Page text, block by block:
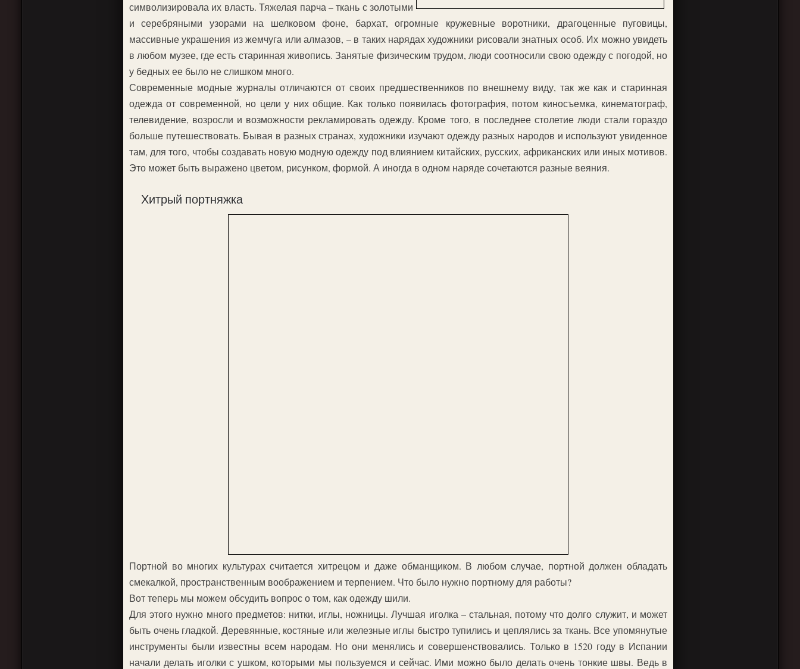
символизировала их власть. Тяжелая парча – ткань с золотыми
и серебряными узорами на шелковом фоне, бархат, огромные кружевные воротники, драгоценные пуговицы,
массивные украшения из жемчуга или алмазов, – в таких нарядах художники рисовали знатных особ. Их можно увидеть
в любом музее, где есть старинная живопись. Занятые физическим трудом, люди соотносили свою одежду с погодой, но
у бедных ее было не слишком много.
Современные модные журналы отличаются от своих предшественников по внешнему виду, так же как и старинная
одежда от современной, но цели у них общие. Как только появилась фотография, потом киносъемка, кинематограф,
телевидение, возросли и возможности рекламировать одежду. Кроме того, в последнее столетие люди стали гораздо
больше путешествовать. Бывая в разных странах, художники изучают одежду разных народов и используют увиденное
там, для того, чтобы создавать новую модную одежду под влиянием китайских, русских, африканских или иных мотивов.
Это может быть выражено цветом, рисунком, формой. А иногда в одном наряде сочетаются разные веяния.
Хитрый портняжка
Портной во многих культурах считается хитрецом и даже обманщиком. В любом случае, портной должен обладать
смекалкой, пространственным воображением и терпением. Что было нужно портному для работы?
Вот теперь мы можем обсудить вопрос о том, как одежду шили.
Для этого нужно много предметов: нитки, иглы, ножницы. Лучшая иголка – стальная, потому что долго служит, и может
быть очень гладкой. Деревянные, костяные или железные иглы быстро тупились и цеплялись за ткань. Все упомянутые
инструменты были известны всем народам. Но они менялись и совершенствовались. Только в 1520 году в Испании
начали делать иголки с ушком, которыми мы пользуемся и сейчас. Ими можно было делать очень тонкие швы. Ведь в